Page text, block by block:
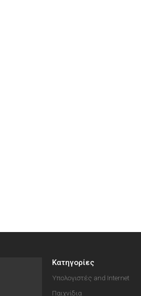
Κατηγορίες
Υπολογιστές and Internet
Παιχνίδια